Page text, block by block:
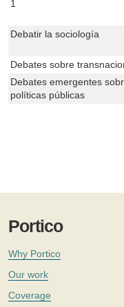
1
Debatir la sociología
Debates sobre
Debates emergentes
políticas públicas
Portico
Why Portico
Our work
Coverage